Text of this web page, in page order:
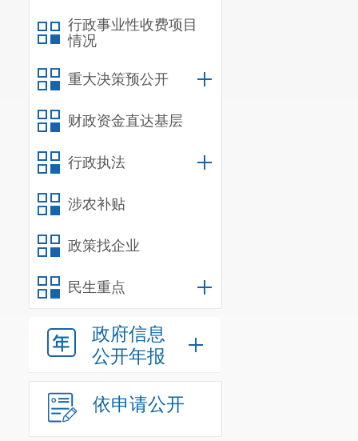
行政事业性收费项目
情况
重大决策预公开
财政资金直达基层
行政执法
涉农补贴
政策找企业
民生重点
政府信息
公开年报
依申请公开